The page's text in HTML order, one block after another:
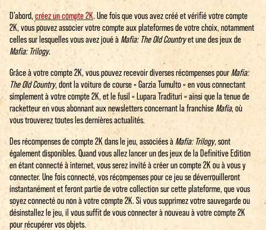
D’abord, créez un compte 2K. Une fois que vous avez créé et vérifié votre compte
2K, vous pouvez associer votre compte aux plateformes de votre choix, notamment
celles sur lesquelles vous avez joué à Mafia: The Old Countryet une des jeux de
Mafia: Trilogy.
Grâce à votre compte 2K, vous pouvez recevoir diverses récompenses pour Mafia:
The Old Country, dont la voiture de course « Garzia Tumulto » en vous connectant
simplement à votre compte 2K, et le fusil « Lupara Tradituri » ainsi que la tenue de
racketteur en vous abonnant aux newsletters concernant la franchise Mafia, où
vous trouverez toutes les dernières actualités.
Des récompenses de compte 2K dans le jeu, associées à Mafia: Trilogy, sont
également disponibles. Quand vous allez lancer un des jeux de la Definitive Edition
en étant connecté à internet, vous serez invité à créer un compte 2K ou à vous y
connecter. Une fois connecté, vos récompenses pour ce jeu se déverrouilleront
instantanément et feront partie de votre collection sur cette plateforme, que vous
soyez connecté ou non à votre compte 2K. Si vous supprimez votre sauvegarde ou
désinstallez le jeu, il vous suffit de vous connecter à nouveau à votre compte 2K
pour récupérer vos objets.